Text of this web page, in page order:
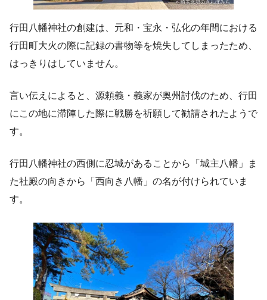
行田八幡神社の創建は、元和・宝永・弘化の年間における
行田町大火の際に記録の書物等を焼失してしまったため、
はっきりはしていません。
言い伝えによると、源頼義・義家が奥州討伐のため、行田
にこの地に滞陣した際に戦勝を祈願して勧請されたようで
す。
行田八幡神社の西側に忍城があることから「城主八幡」ま
た社殿の向きから「西向き八幡」の名が付けられていま
す。